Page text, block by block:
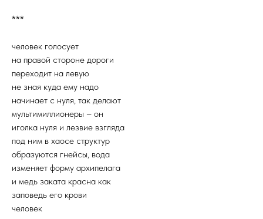
***
человек голосует
на правой стороне дороги
переходит на левую
не зная куда ему надо
начинает с нуля, так делают
мультимиллионеры – он
иголка нуля и лезвие взгляда
под ним в хаосе структур
образуются гнейсы, вода
изменяет форму архипелага
и медь заката красна как
заповедь его крови
человек